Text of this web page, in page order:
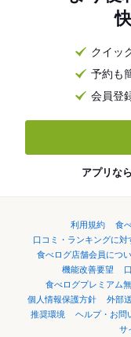
クイッ
予約も
会員登
アプリな
利用規約 食
口コミ・ランキングに対
食べログ店舗会員につ
機能改善要望
食べログプレミアム
個人情報保護方針
外部
推奨環境
ヘルプ・お問
サ